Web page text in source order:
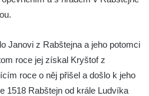
Janovi z Rabštejna a jeho potomci
roce jej získal Kryštof z
roce o něj přišel a došlo k jeho
1518 Rabštejn od krále Ludvíka